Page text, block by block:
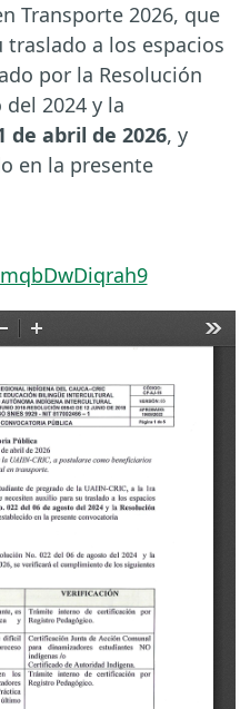
Transporte 2026, que
a los espacios
por la Resolución
2024 y la
de abril de 2026, y
en la presente